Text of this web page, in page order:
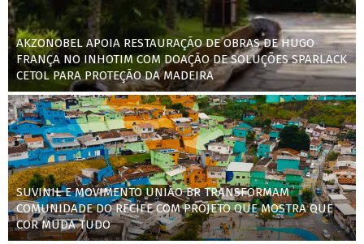
AKZONOBEL APOIA RESTAURAÇÃO DE OBRAS DE HUGO
FRANÇA NO INHOTIM COM DOAÇÃO DE SOLUÇÕES SPARLACK
CETOL PARA PROTEÇÃO DA MADEIRA
SUVINIL E MOVIMENTO UNIÃO BR TRANSFORMAM
COMUNIDADE DO RECIFE COM PROJETO QUE MOSTRA QUE
COR MUDA TUDO